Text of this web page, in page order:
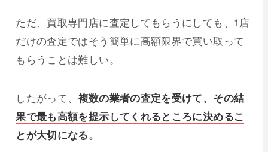
ただ、買取専門店に査定してもらうにしても、1店
だけの査定ではそう簡単に高額限界で買い取って
もらうことは難しい。
したがって、 複数の業者の査定を受けて、その結
果で最も高額を提示してくれるところに決めるこ
とが大切になる。